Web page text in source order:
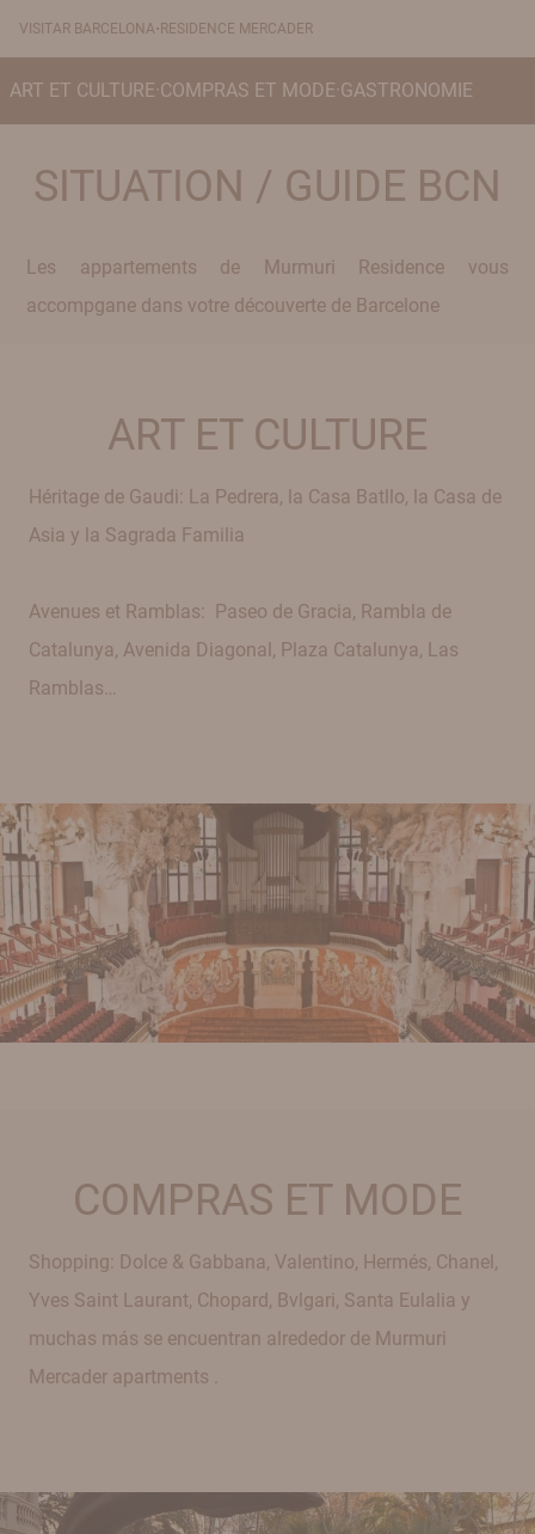
VISITAR BARCELONA· RESIDENCE MERCADER
ART ET CULTURE·COMPRAS ET MODE·GASTRONOMIE
SITUATION / GUIDE BCN
Les appartements de Murmuri Residence vous
accompgane dans votre découverte de Barcelone
ART ET CULTURE
Héritage de Gaudi: La Pedrera, la Casa Batllo, la Casa de
Asia y la Sagrada Familia
Avenues et Ramblas: Paseo de Gracia, Rambla de
Catalunya, Avenida Diagonal, Plaza Catalunya, Las
Ramblas…
COMPRAS ET MODE
Shopping: Dolce & Gabbana, Valentino, Hermés, Chanel,
Yves Saint Laurant, Chopard, Bvlgari, Santa Eulalia y
muchas más se encuentran alrededor de Murmuri
Mercader apartments .